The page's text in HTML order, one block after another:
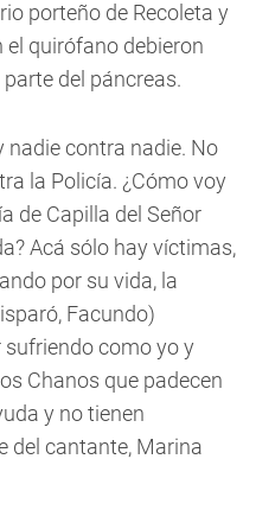
porteño de Recoleta y
el quirófano debieron
del páncreas.
nadie contra nadie. No
la Policía. ¿Cómo voy
de Capilla del Señor
Acá sólo hay víctimas,
por su vida, la
Facundo)
sufriendo como yo y
Chanos que padecen
y no tienen
del cantante, Marina